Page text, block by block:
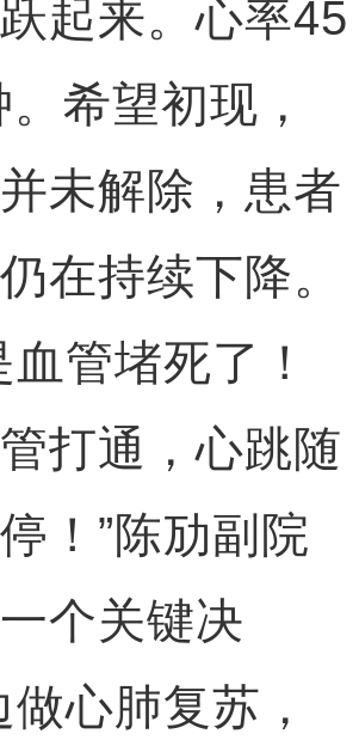
起来。心率45
希望初现，
未解除，患者
在持续下降。
管堵死了！
打通，心跳随
！”陈劢副院
个关键决
做心肺复苏，